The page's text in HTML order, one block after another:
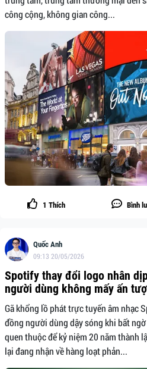
công cộng, không gian công...
1 Thích Bình
Quốc Anh
09:13 20/05/2026
Spotify thay đổi logo nhân
người dùng không mấy ấn
Gã khổng lồ phát trực tuyến âm nhạc
đồng người dùng dậy sóng khi bất
quen thuộc để kỷ niệm 20 năm thành
lại đang nhận về hàng loạt phản...